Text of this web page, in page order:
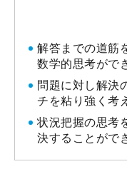
解答までの道筋
数学的思考がで
問題に対し解決
チを粘り強く考
状況把握の思考
決することがで